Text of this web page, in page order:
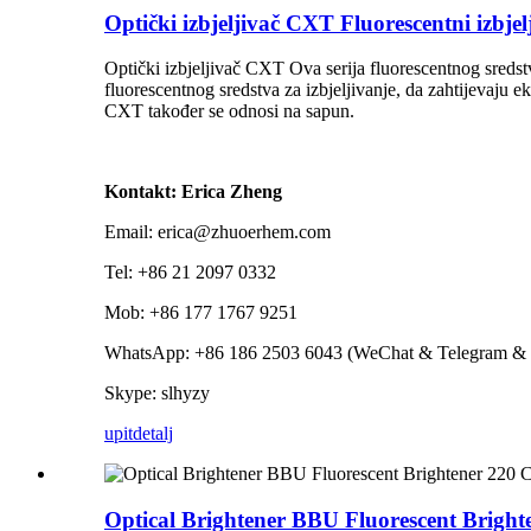
Optički izbjeljivač CXT Fluorescentni
Optički izbjeljivač CXT Ova serija fluorescentnog
fluorescentnog sredstva za izbjeljivanje, da zahtijevaju
CXT također se odnosi na sapun.
Kontakt: Erica Zheng
Email: erica@zhuoerhem.com
Tel: +86 21 2097 0332
Mob: +86 177 1767 9251
WhatsApp: +86 186 2503 6043 (WeChat & Telegram
Skype: slhyzy
upitdetalj
Optical Brightener BBU Fluorescent